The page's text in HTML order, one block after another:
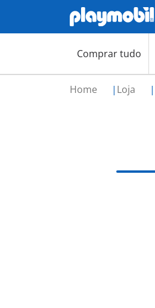
Comprar tudo
Home Loja